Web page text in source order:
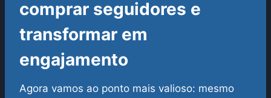
comprar seguidores e
transformar em
engajamento
Agora vamos ao ponto mais valioso: mesmo